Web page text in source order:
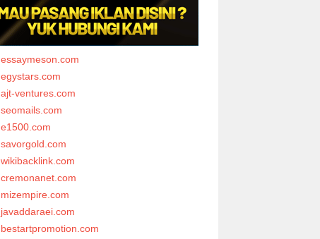
essaymeson.com
egystars.com
ajt-ventures.com
seomails.com
e1500.com
savorgold.com
wikibacklink.com
cremonanet.com
mizempire.com
javaddaraei.com
bestartpromotion.com